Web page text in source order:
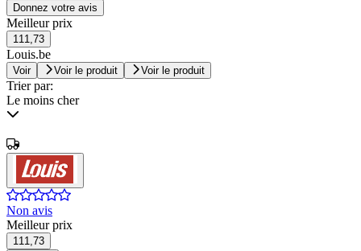
Donnez votre avis
Meilleur prix
111,73
Louis.be
Voir Voir le produit Voir le produit
Trier par:
Le moins cher
Non avis
Meilleur prix
111,73